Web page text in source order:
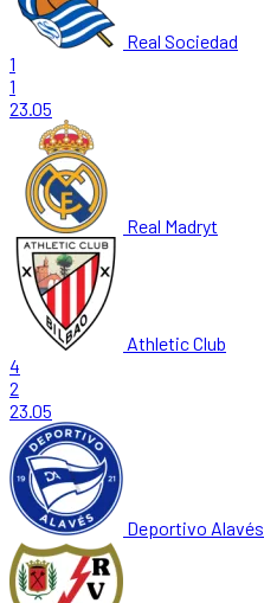
Real Sociedad
1
1
23.05
Real Madryt
Athletic Club
4
2
23.05
Deportivo Alavés